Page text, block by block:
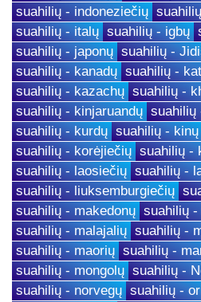
suahilių - indoneziečių
suahilių - italų suahilių - igbų
suahilių - japonų suahilių -
suahilių - kanadų suahilių -
suahilių - kazachų suahilių -
suahilių - kinjaruandų suahilių
suahilių - kurdų suahilių - kinų
suahilių - korėjiečių suahilių -
suahilių - laosiečių suahilių -
suahilių - liuksemburgiečių
suahilių - makedonų suahilių -
suahilių - malajalių suahilių -
suahilių - maorių suahilių -
suahilių - mongolų suahilių -
suahilių - norvegų suahilių -